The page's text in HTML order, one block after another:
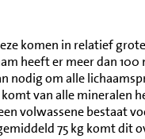
komen in relatief
heeft er meer dan
nodig om alle
van alle mineralen
volwassene bestaat
75 kg komt dit